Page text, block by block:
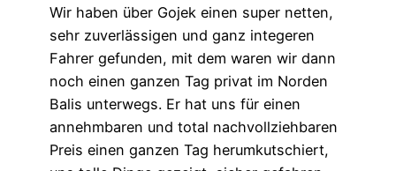
Wir haben über Gojek einen super netten,
sehr zuverlässigen und ganz integeren
Fahrer gefunden, mit dem waren wir dann
noch einen ganzen Tag privat im Norden
Balis unterwegs. Er hat uns für einen
annehmbaren und total nachvollziehbaren
Preis einen ganzen Tag herumkutschiert,